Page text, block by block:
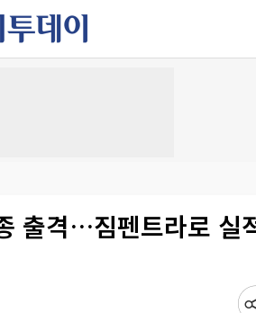
출격…짐펜트라로 실